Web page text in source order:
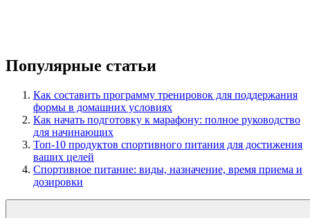
Популярные статьи
Как составить программу тренировок для поддержания
формы в домашних условиях
Как начать подготовку к марафону: полное руководство
для начинающих
Топ-10 продуктов спортивного питания для достижения
ваших целей
Спортивное питание: виды, назначение, время приема и
дозировки